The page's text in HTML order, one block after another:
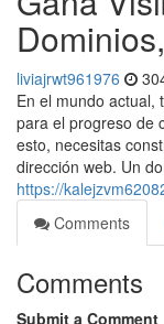
liviajrwt961976
En el mundo actual,
para el progreso de
esto, necesitas
dirección web. Un
https://
Comments
Comments
Submit a Comment